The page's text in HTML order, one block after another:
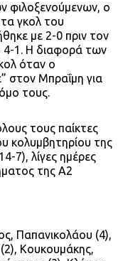
φιλοξενούμενων, ο
τα γκολ του
με 2-0 πριν τον
4-1. Η διαφορά των
όταν ο
στον Μπραΐμη για
τους.
τους παίκτες
κολυμβητηρίου της
7), λίγες ημέρες
της Α2
Παπανικολάου (4),
Κουκουμάκης,